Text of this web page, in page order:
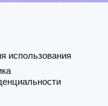
использования